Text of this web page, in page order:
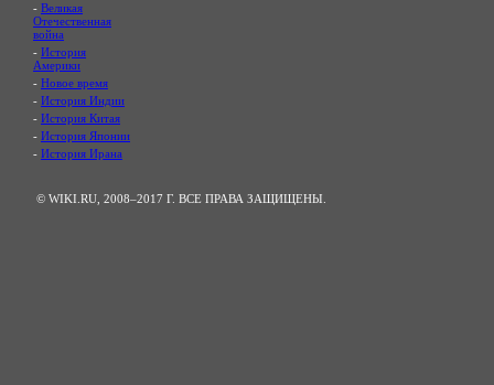
- Великая
Отечественная
война
- История
Америки
- Новое время
- История Индии
- История Китая
- История Японии
- История Ирана
© WIKI.RU, 2008–2017 Г. ВСЕ ПРАВА ЗАЩИЩЕНЫ.